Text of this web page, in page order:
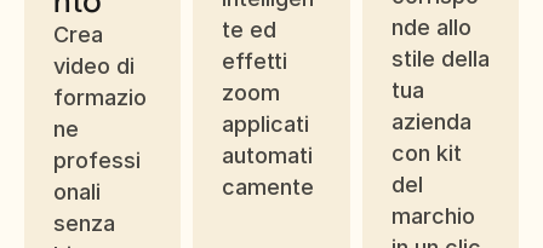
Crea
video di
formazio
ne
professi
onali
senza
te ed
effetti
zoom
applicati
automati
camente
nde allo
stile della
tua
azienda
con kit
del
marchio